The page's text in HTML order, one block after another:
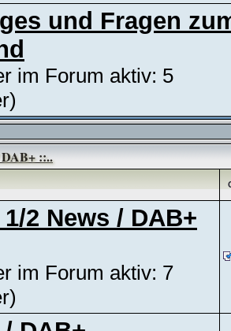
und Fragen
im Forum aktiv: 5
::..
1/2 News / DAB+
im Forum aktiv: 7